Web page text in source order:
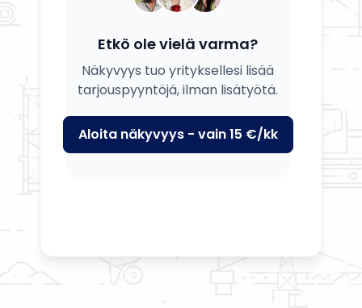
Etkö ole vielä varma?
Näkyvyys tuo yrityksellesi lisää
tarjouspyyntöjä, ilman lisätyötä.
Aloita näkyvyys - vain 15 €/kk